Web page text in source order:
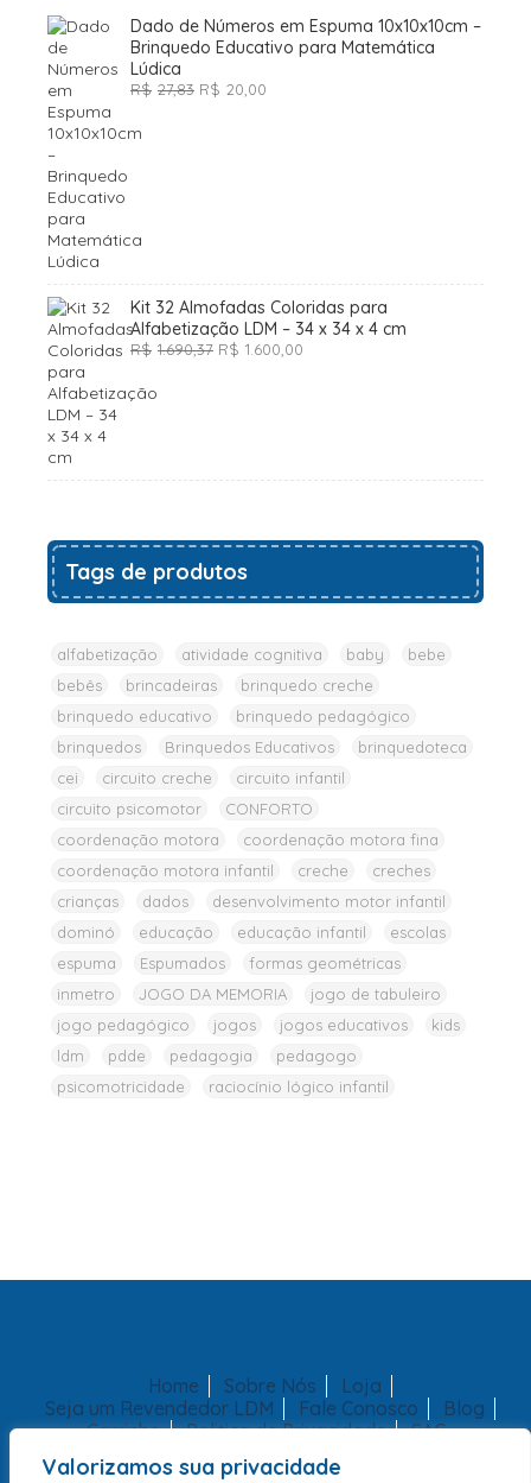
Valorizamos sua privacidade
Dado de Números em Espuma 10x10x10cm –
Brinquedo Educativo para Matemática
Lúdica
R$ 27,83 O
R$ 20,00
Kit 32 Almofadas Coloridas para
Alfabetização LDM – 34 x 34 x 4 cm
R$ 1.690,37 O
R$ 1.600,00
Tags de produtos
alfabetização atividade cognitiva baby
bebe
bebês
brincadeiras
brinquedo creche
brinquedo educativo
brinquedo pedagógico
brinquedos
Brinquedos Educativos
brinquedoteca
cei
circuito creche
circuito infantil
circuito psicomotor
CONFORTO
coordenação motora
coordenação motora fina
coordenação motora infantil
creche
creches
crianças
dados
desenvolvimento motor infantil
dominó
educação educação infantil
escolas
espuma
Espumados
formas geométricas
inmetro
JOGO DA MEMORIA
jogo de tabuleiro
jogo pedagógico
jogos jogos educativos
kids
ldm
pdde pedagogia
pedagogo
psicomotricidade
raciocínio lógico infantil
Home Sobre Nós
Loja
Seja um Revendedor LDM
Fale Conosco
Blog
Carrinho
Politica de Privacidade SAC